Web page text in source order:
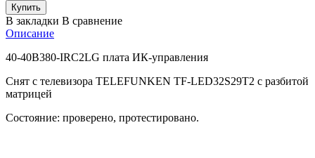
В закладки В сравнение
Описание
40-40B380-IRC2LG плата ИК-управления
Снят с телевизора TELEFUNKEN TF-LED32S29T2 с разбитой
матрицей
Состояние: проверено, протестировано.